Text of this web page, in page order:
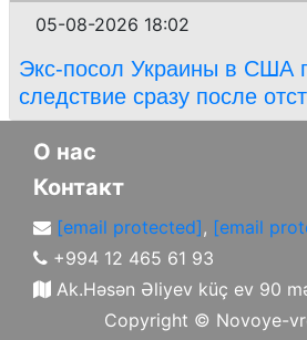
05-08-2026 18:02
Экс-посол Украины в США
следствие сразу после
О нас
Контакт
[email protected], [email
+994 12 465 61 93
Ak.Həsən Əliyev küç ev 90
Copyright © Novoye-